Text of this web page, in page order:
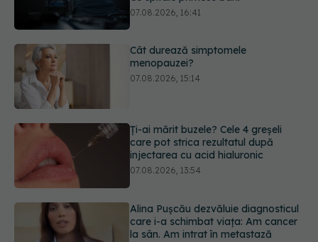
07.08.2026, 15:14
Ți-ai mărit buzele? Cele 4 greșeli
care pot strica rezultatul după
Alina Pușcău dezvăluie diagnosticul
care i-a schimbat viața: Am cancer
la sân. Am intrat în metastază
Dieta care poate crește brusc
colesterolul. Cine este mai expus
URMĂREȘTE-NE ȘI PE: